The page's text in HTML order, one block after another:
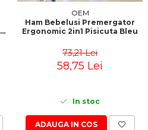
OEM
Ham Bebelusi Premergator
Ergonomic 2in1 Pisicuta Bleu
73,21 Lei
58,75 Lei
In stoc
ADAUGA IN COS